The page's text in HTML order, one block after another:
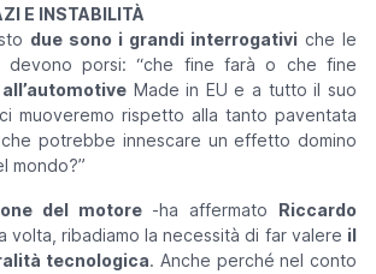
E INSTABILITÀ
due sono i grandi interrogativi che le
devono porsi: “che fine farà o che fine
all’automotiveMade in EU e a tutto il suo
muoveremo rispetto alla tanto paventata
potrebbe innescare un effetto domino
mondo?”
del motore -ha affermato Riccardo
volta, ribadiamo la necessità di far valere il
tecnologica. Anche perché nel conto